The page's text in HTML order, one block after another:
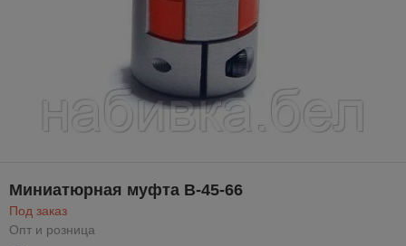
Миниатюрная муфта B-45-66
Под заказ
Опт и розница